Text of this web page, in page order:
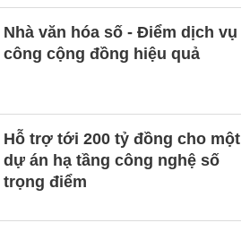
Nhà văn hóa số - Điểm dịch vụ
công cộng đồng hiệu quả
Hỗ trợ tới 200 tỷ đồng cho một
dự án hạ tầng công nghệ số
trọng điểm